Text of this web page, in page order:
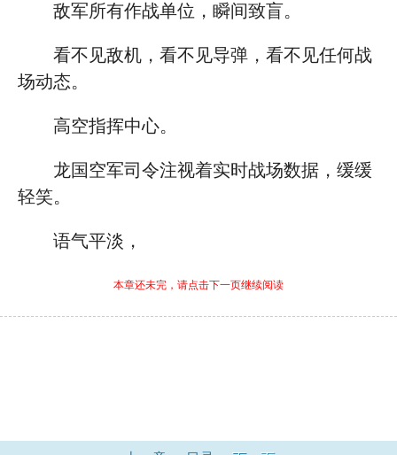
敌军所有作战单位，瞬间致盲。
看不见敌机，看不见导弹，看不见任何战
场动态。
高空指挥中心。
龙国空军司令注视着实时战场数据，缓缓
轻笑。
语气平淡，
本章还未完，请点击下一页继续阅读